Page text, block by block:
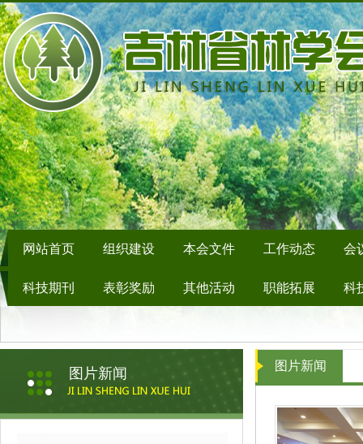
网站首页 组织建设 本会文件 工作动态 会
科技期刊 表彰奖励 其他活动 职能拓展 科
图片新闻 图片新闻